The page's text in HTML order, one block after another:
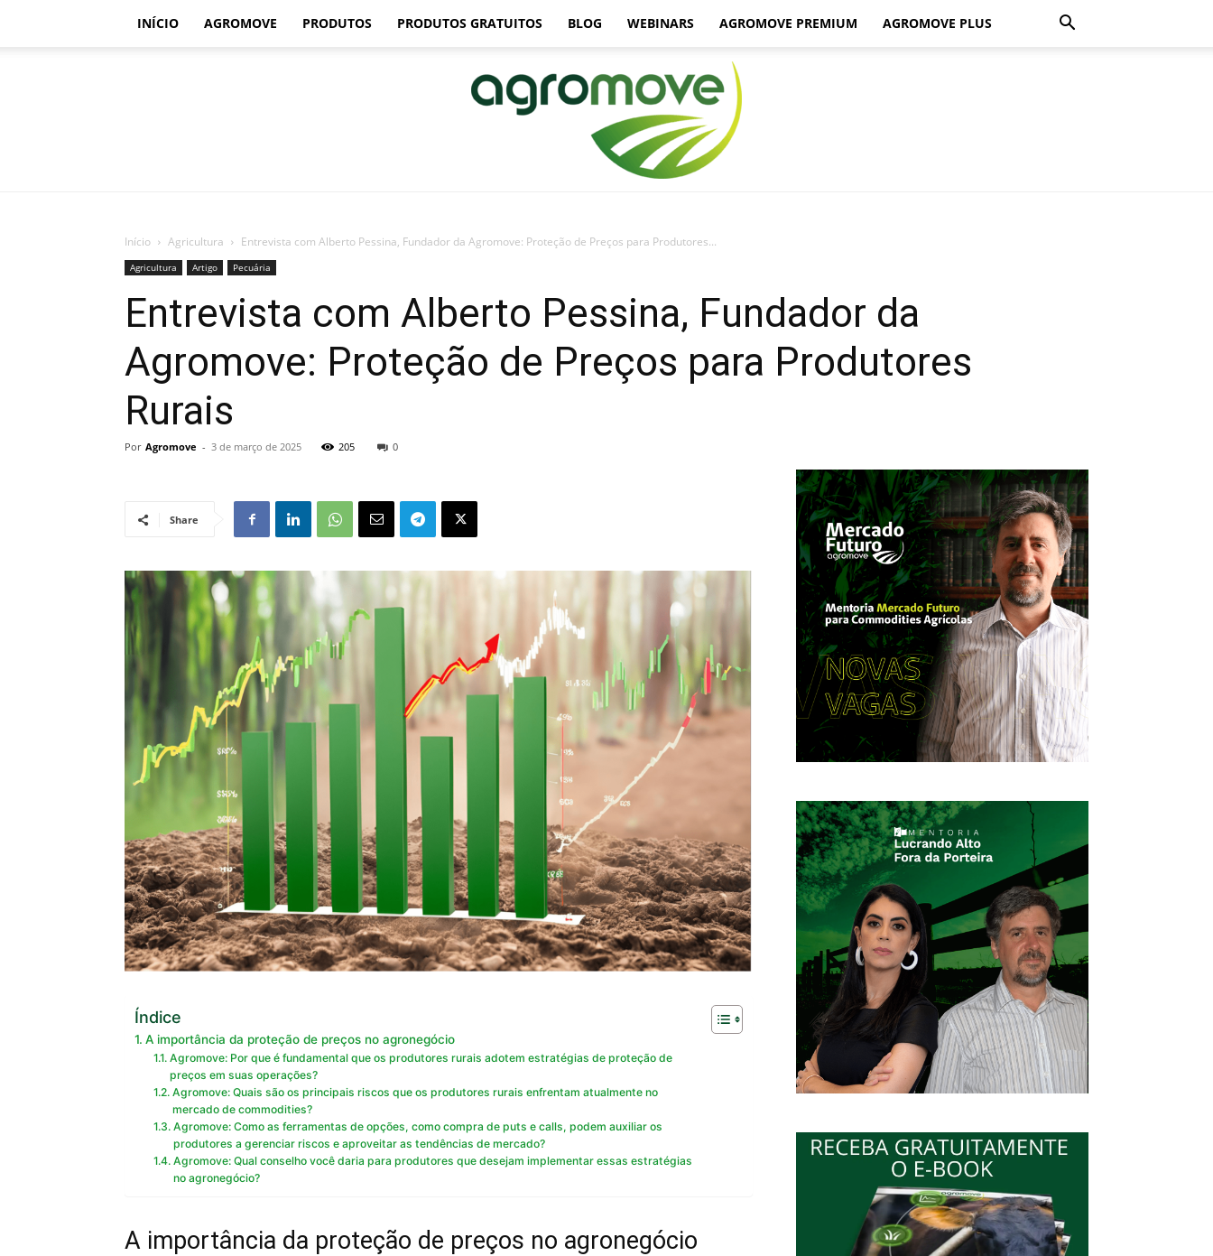
INÍCIO AGROMOVE PRODUTOS PRODUTOS GRATUITOS BLOG WEBINARS AGROMOVE PREMIUM AGROMOVE PLUS
Agromove
Início Agricultura Entrevista com Alberto Pessina, Fundador da Agromove: Proteção de Preços para Produtores...
Agricultura Artigo Pecuária
Entrevista com Alberto Pessina, Fundador da
Agromove: Proteção de Preços para Produtores
Rurais
Por Agromove - 3 de março de 2025 205 0
Share
Índice
A importância da proteção de preços no agronegócio
Agromove: Por que é fundamental que os produtores rurais adotem estratégias de proteção de
preços em suas operações?
Agromove: Quais são os principais riscos que os produtores rurais enfrentam atualmente no
mercado de commodities?
Agromove: Como as ferramentas de opções, como compra de puts e calls, podem auxiliar os
produtores a gerenciar riscos e aproveitar as tendências de mercado?
Agromove: Qual conselho você daria para produtores que desejam implementar essas estratégias
no agronegócio?
A importância da proteção de preços no agronegócio